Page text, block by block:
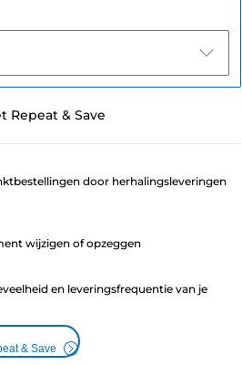
Repeat & Save
door herhalingsleveringen
wijzigen of opzeggen
en leveringsfrequentie van je
& Save